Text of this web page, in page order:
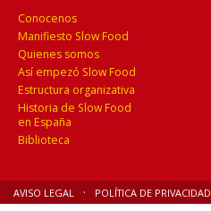
Conocenos
Manifiesto Slow Food
Quienes somos
Así empezó Slow Food
Estructura organizativa
Historia de Slow Food
en España
Biblioteca
AVISO LEGAL POLÍTICA DE PRIVACIDAD